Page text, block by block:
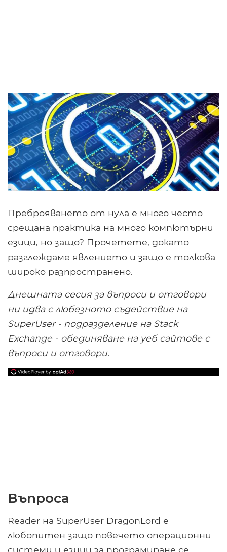
Преброяването от нула е много често
срещана практика на много компютърни
езици, но защо? Прочетете, докато
разглеждаме явлението и защо е толкова
широко разпространено.
Днешната сесия за въпроси и отговори
ни идва с любезното съдействие на
SuperUser - подразделение на Stack
Exchange - обединяване на уеб сайтове с
въпроси и отговори.
Въпроса
Reader на SuperUser DragonLord е
любопитен защо повечето операционни
системи и езици за програмиране се